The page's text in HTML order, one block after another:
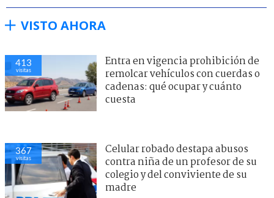
VISTO AHORA
413
visitas
Entra en vigencia prohibición de
remolcar vehículos con cuerdas o
cadenas: qué ocupar y cuánto
cuesta
367
visitas
Celular robado destapa abusos
contra niña de un profesor de su
colegio y del conviviente de su
madre